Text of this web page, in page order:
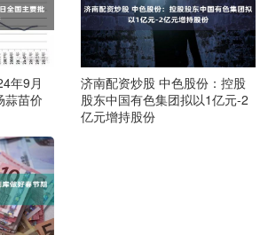
年9月
蒜苗价
济南配资炒股 中色股份：控股
股东中国有色集团拟以1亿元-2
亿元增持股份